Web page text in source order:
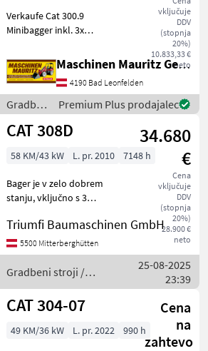
vključuje
DDV
(stopnja
20%)
10.833,33 €
neto
Verkaufe Cat 300.9
Minibagger inkl. 3x
Hydraulikkreis vorne,
abgelesene Stunden, sofort
einsatzbereit, gute Ketten
Weitere Anbaugeräte auf
Lage
Maschinen Mauritz GesmbH
4190 Bad Leonfelden
Gradbeni
stroji /
CAT
Premium Plus prodajalec
CAT 308D
34.680
€
Cena
vključuje
DDV
(stopnja
20%)
28.900 €
neto
58 KM/43 kW L. pr. 2010 7148 h
Bager je v zelo dobrem
stanju, vključno s 3
Gradbeni stroji Mini bager
Triumfi Baumaschinen GmbH
5500 Mitterberghütten
Gradbeni stroji /
CAT
25-08-2025
23:39
CAT 304-07
Cena
na
zahtevo
49 KM/36 kW L. pr. 2022 990 h